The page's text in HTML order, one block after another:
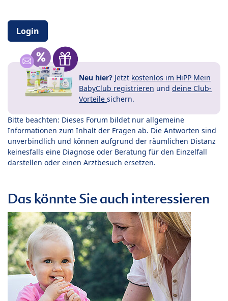
Login
Neu hier? Jetzt kostenlos im HiPP Mein
BabyClub registrieren und deine Club-
Vorteile sichern.
Bitte beachten: Dieses Forum bildet nur allgemeine
Informationen zum Inhalt der Fragen ab. Die Antworten sind
unverbindlich und können aufgrund der räumlichen Distanz
keinesfalls eine Diagnose oder Beratung für den Einzelfall
darstellen oder einen Arztbesuch ersetzen.
Das könnte Sie auch interessieren